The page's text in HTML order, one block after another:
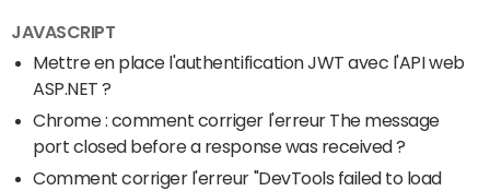
JAVASCRIPT
Mettre en place l'authentification JWT avec l'API web
ASP.NET ?
Chrome : comment corriger l'erreur The message
port closed before a response was received ?
Comment corriger l'erreur "DevTools failed to load